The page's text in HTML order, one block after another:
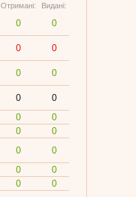
Отримані: Видані:
0 0
0 0
0 0
0
0
0
0
0
0
0
0
0
0
0
0